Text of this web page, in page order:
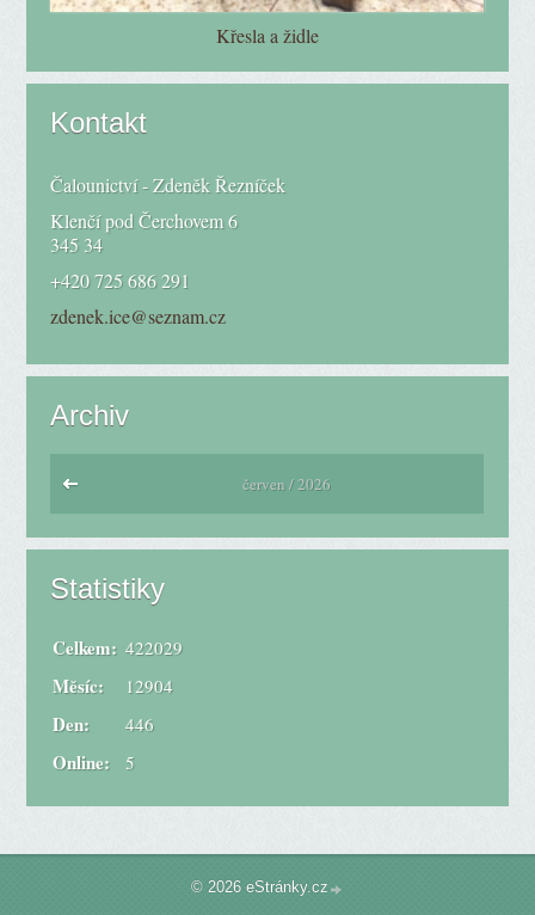
Křesla a židle
Kontakt
Čalounictví - Zdeněk Řezníček
Klenčí pod Čerchovem 6
345 34
+420 725 686 291
zdenek.ice@seznam.cz
Archiv
červen / 2026
Statistiky
Online: 5
Celkem: 422029
Měsíc: 12904
Den: 446
© 2026 eStránky.cz